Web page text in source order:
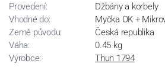
Provedení:
Džbány a korbely
Vhodné do:
Myčka OK +
Země původu:
Česká republika
Váha:
0.45 kg
Výrobce:
Thun 1794